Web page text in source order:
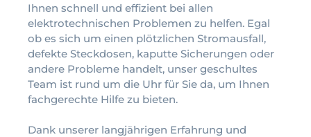
Ihnen schnell und effizient bei allen
elektrotechnischen Problemen zu helfen. Egal
ob es sich um einen plötzlichen Stromausfall,
defekte Steckdosen, kaputte Sicherungen oder
andere Probleme handelt, unser geschultes
Team ist rund um die Uhr für Sie da, um Ihnen
fachgerechte Hilfe zu bieten.
Dank unserer langjährigen Erfahrung und